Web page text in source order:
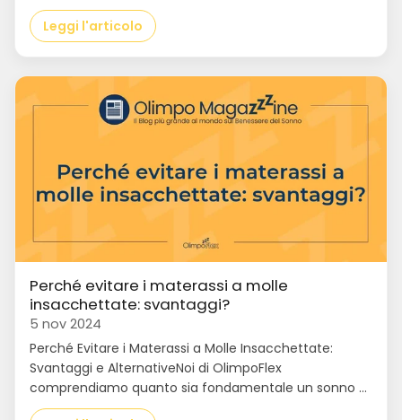
Leggi l'articolo
Perché evitare i materassi a molle
insacchettate: svantaggi?
5 nov 2024
Perché Evitare i Materassi a Molle Insacchettate:
Svantaggi e AlternativeNoi di OlimpoFlex
comprendiamo quanto sia fondamentale un sonno ...